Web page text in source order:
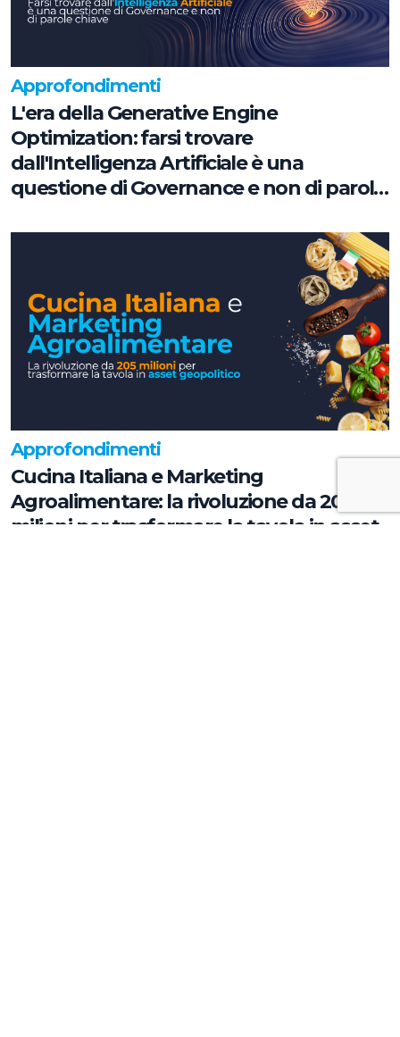
Approfondimenti
L'era della Generative Engine
Optimization: farsi trovare
dall'Intelligenza Artificiale è una
questione di Governance e non di parole
Approfondimenti
Cucina Italiana e Marketing
Agroalimentare: la rivoluzione da 205
milioni per trasformare la tavola in asset